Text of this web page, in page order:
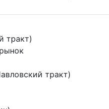
тракт)
тракт)